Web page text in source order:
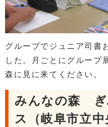
グループでジュニア司書
した。月ごとにグループ
森に見に来てください。
みんなの森 ぎ
ス（岐阜市立